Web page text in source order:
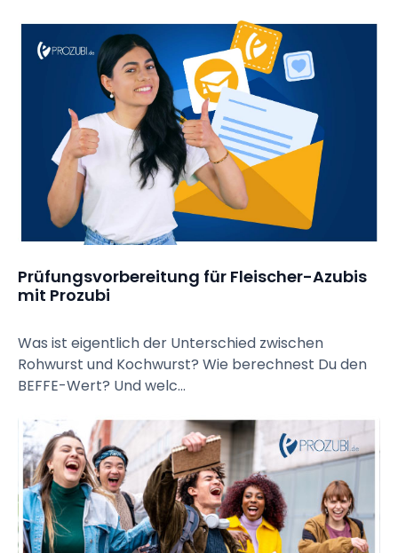
Prüfungsvorbereitung für Fleischer-Azubis
mit Prozubi
Was ist eigentlich der Unterschied zwischen
Rohwurst und Kochwurst? Wie berechnest Du den
BEFFE-Wert? Und welc...